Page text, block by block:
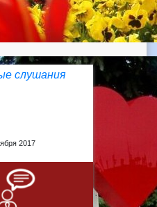
слушания
2017